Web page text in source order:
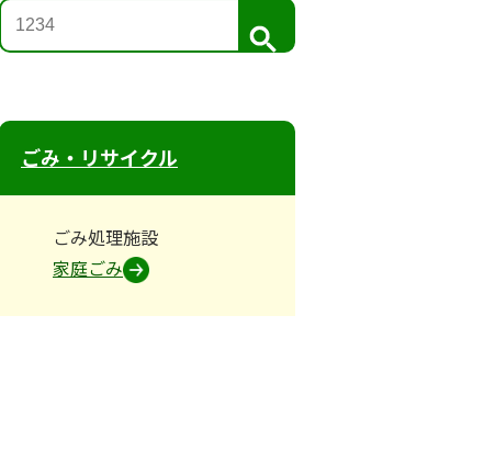
検
索
ごみ・リサイクル
ごみ処理施設
家庭ごみ